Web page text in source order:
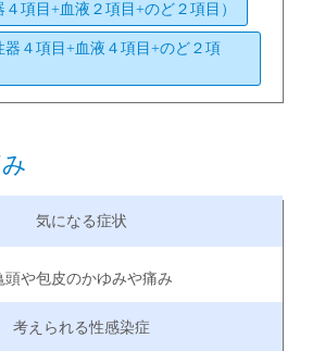
４項目+血液２項目+のど２項目）
器４項目+血液４項目+のど２項
頭や包皮のかゆみや痛み